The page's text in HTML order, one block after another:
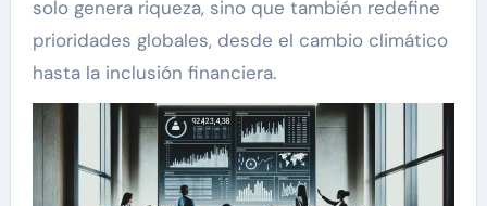
solo genera riqueza, sino que también redefine
prioridades globales, desde el cambio climático
hasta la inclusión financiera.